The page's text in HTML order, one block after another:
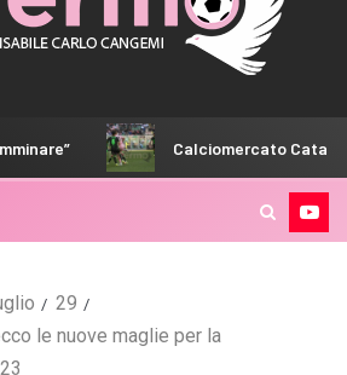
Catanzaro, fumata bianca vicina per
29
le nuove maglie per la